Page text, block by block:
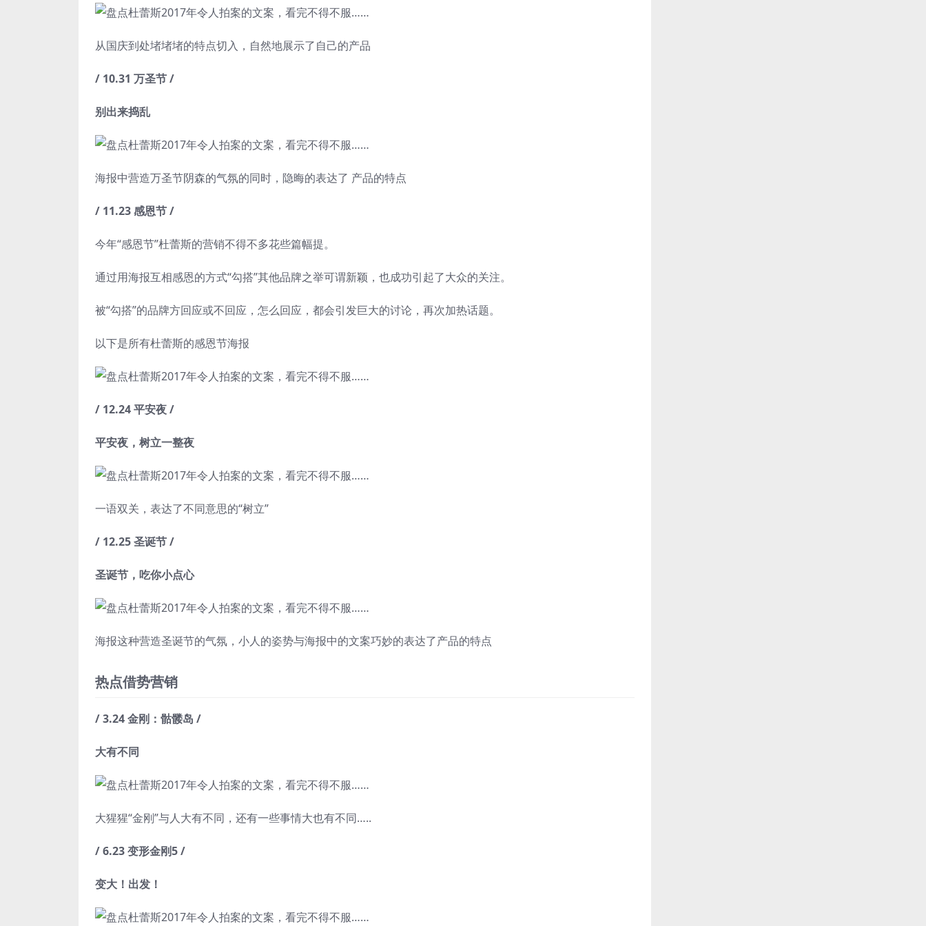
从国庆到处堵堵堵的特点切入，自然地展示了自己的产品
/ 10.31 万圣节 /
别出来捣乱
海报中营造万圣节阴森的气氛的同时，隐晦的表达了 产品的特点
/ 11.23 感恩节 /
今年“感恩节”杜蕾斯的营销不得不多花些篇幅提。
通过用海报互相感恩的方式“勾搭”其他品牌之举可谓新颖，也成功引起了大众的关注。
被“勾搭”的品牌方回应或不回应，怎么回应，都会引发巨大的讨论，再次加热话题。
以下是所有杜蕾斯的感恩节海报
/ 12.24 平安夜 /
平安夜，树立一整夜
一语双关，表达了不同意思的“树立”
/ 12.25 圣诞节 /
圣诞节，吃你小点心
海报这种营造圣诞节的气氛，小人的姿势与海报中的文案巧妙的表达了产品的特点
热点借势营销
/ 3.24 金刚：骷髅岛 /
大有不同
大猩猩“金刚”与人大有不同，还有一些事情大也有不同…..
/ 6.23 变形金刚5 /
变大！出发！